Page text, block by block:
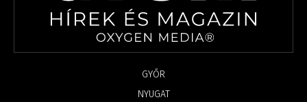
GYŐR
NYUGAT